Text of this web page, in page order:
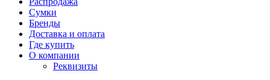
Сумки
Бренды
Доставка и оплата
Где купить
О компании
Реквизиты